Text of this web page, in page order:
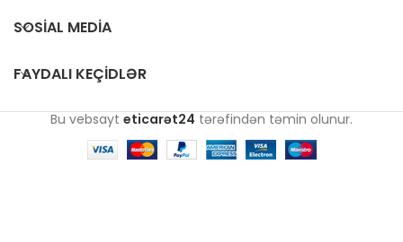
SOSIAL MEDIA
FAYDALI KEÇIDLƏR
Bu vebsayt eticarət24 tərəfindən təmin olunur.